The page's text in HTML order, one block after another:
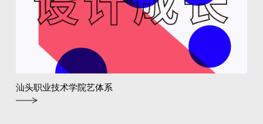
汕头职业技术学院艺体系